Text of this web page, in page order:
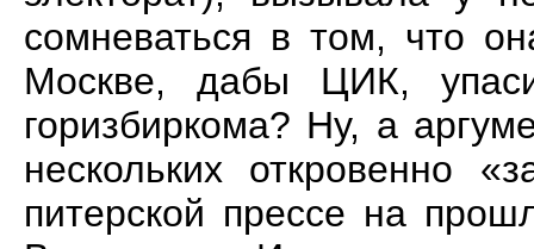
сомневаться в том, что
Москве, дабы ЦИК,
горизбиркома? Ну, а
нескольких откровенно
питерской прессе на